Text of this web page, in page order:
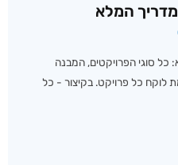
המלא
סוגי הפרויקטים, המבנה
לוקח כל פרויקט. בקיצור - כל